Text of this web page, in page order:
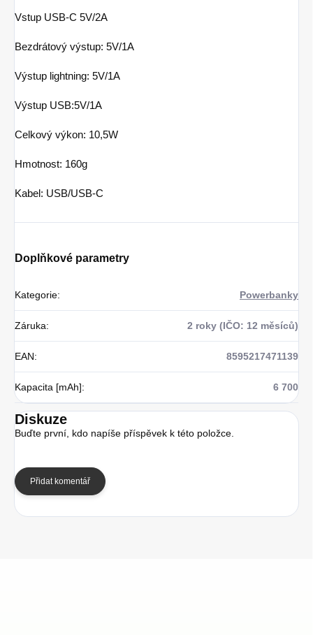
Vstup USB-C 5V/2A
Bezdrátový výstup: 5V/1A
Výstup lightning: 5V/1A
Výstup USB:5V/1A
Celkový výkon: 10,5W
Hmotnost: 160g
Kabel: USB/USB-C
Doplňkové parametry
Kategorie: Powerbanky
Záruka: 2 roky (IČO: 12 měsíců)
EAN: 8595217471139
Kapacita [mAh]: 6 700
Diskuze
Buďte první, kdo napíše příspěvek k této položce.
Přidat komentář